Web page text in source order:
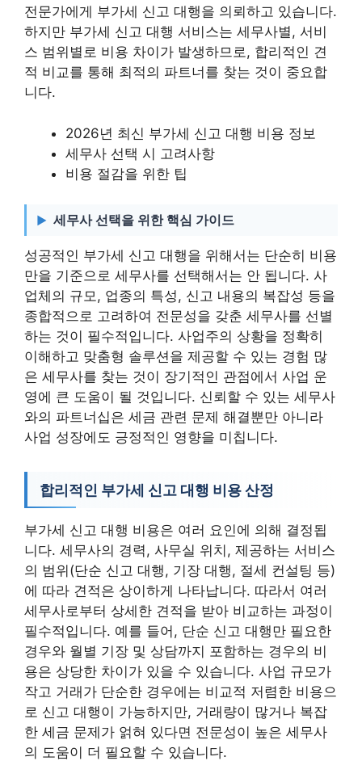
전문가에게 부가세 신고 대행을 의뢰하고 있습니다.
하지만 부가세 신고 대행 서비스는 세무사별, 서비
스 범위별로 비용 차이가 발생하므로, 합리적인 견
적 비교를 통해 최적의 파트너를 찾는 것이 중요합
니다.
2026년 최신 부가세 신고 대행 비용 정보
세무사 선택 시 고려사항
비용 절감을 위한 팁
세무사 선택을 위한 핵심 가이드
성공적인 부가세 신고 대행을 위해서는 단순히 비용
만을 기준으로 세무사를 선택해서는 안 됩니다. 사
업체의 규모, 업종의 특성, 신고 내용의 복잡성 등을
종합적으로 고려하여 전문성을 갖춘 세무사를 선별
하는 것이 필수적입니다. 사업주의 상황을 정확히
이해하고 맞춤형 솔루션을 제공할 수 있는 경험 많
은 세무사를 찾는 것이 장기적인 관점에서 사업 운
영에 큰 도움이 될 것입니다. 신뢰할 수 있는 세무사
와의 파트너십은 세금 관련 문제 해결뿐만 아니라
사업 성장에도 긍정적인 영향을 미칩니다.
합리적인 부가세 신고 대행 비용 산정
부가세 신고 대행 비용은 여러 요인에 의해 결정됩
니다. 세무사의 경력, 사무실 위치, 제공하는 서비스
의 범위(단순 신고 대행, 기장 대행, 절세 컨설팅 등)
에 따라 견적은 상이하게 나타납니다. 따라서 여러
세무사로부터 상세한 견적을 받아 비교하는 과정이
필수적입니다. 예를 들어, 단순 신고 대행만 필요한
경우와 월별 기장 및 상담까지 포함하는 경우의 비
용은 상당한 차이가 있을 수 있습니다. 사업 규모가
작고 거래가 단순한 경우에는 비교적 저렴한 비용으
로 신고 대행이 가능하지만, 거래량이 많거나 복잡
한 세금 문제가 얽혀 있다면 전문성이 높은 세무사
의 도움이 더 필요할 수 있습니다.